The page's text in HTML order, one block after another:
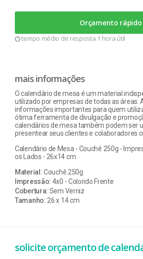
Orçamento rápido
tempo médio de resposta 1 hora útil
mais informações
O calendário de mesa é um material
utilizado por empresas de todas as áreas.
informações importantes para quem
ótima ferramenta de divulgação e
calendários de mesa também podem ser
presentear seus clientes e colaboradores
Calendário de Mesa - Couchê 250g -
os Lados - 26x14 cm
Material:Couchê 250g
Impressão: 4x0 - Colorido Frente
Cobertura: Sem Verniz
Tamanho: 26 x 14 cm
solicite orçamento de